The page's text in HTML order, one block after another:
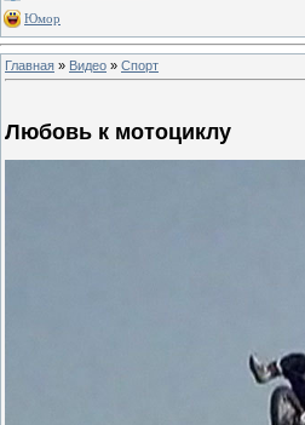
Юмор
Главная » Видео » Спорт
Любовь к мотоциклу